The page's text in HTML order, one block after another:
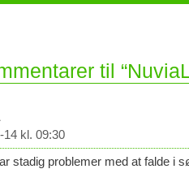
til
14 kl. 09:30
stadig problemer med at falde i